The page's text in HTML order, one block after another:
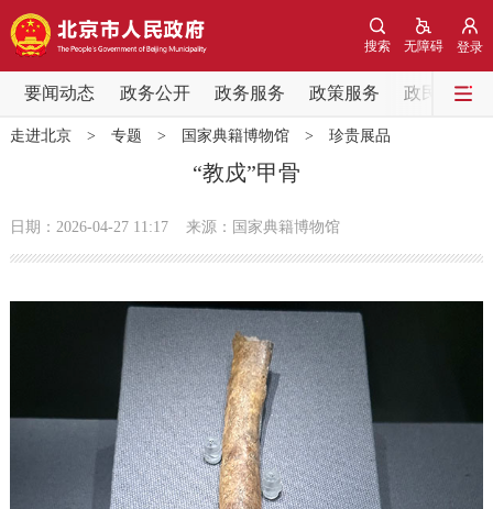
登录
无障碍
搜索
要闻动态 政务公开 政务服务 政策服务 政民互动
要闻动态
党中央精神 国务院信息 中央部委动态
机构职能
政策兑现 政策解读 回应关切
走进北京> 专题 > 国家典籍博物馆> 珍贵展品
“教戍”甲骨
日期：2026-04-27 11:17 来源：国家典籍博物馆